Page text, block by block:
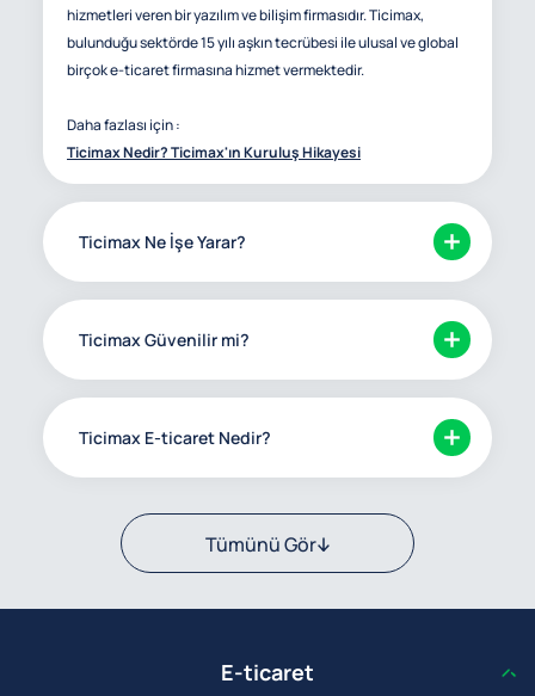
hizmetleri veren bir yazılım ve bilişim firmasıdır. Ticimax,
bulunduğu sektörde 15 yılı aşkın tecrübesi ile ulusal ve global
birçok e-ticaret firmasına hizmet vermektedir.
Daha fazlası için :
Ticimax Nedir? Ticimax'ın Kuruluş Hikayesi
Ticimax Ne İşe Yarar?
Ticimax Güvenilir mi?
Ticimax E-ticaret Nedir?
Tümünü Gör
E-ticaret